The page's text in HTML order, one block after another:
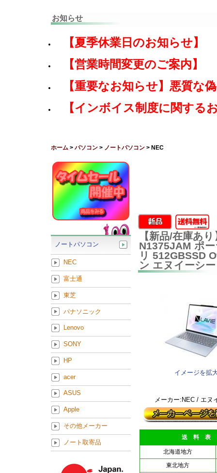
お知らせ
【夏季休業日のお知らせ】
【営業時間変更のご案内】
【重要なお知らせ】悪質な
【インボイス制度に関する
ホーム > パソコン > ノートパソコン > NEC
【新品/在庫あ
N1375JAM ポ
リ 512GBSSD
ン エヌイーシー
イメージを拡
メーカー:NEC / エヌ
送 料 表
北海道地方
東北地方
ノートパソコン
NEC
富士通
東芝
パナソニック
Lenovo
SONY
HP
acer
ASUS
Apple
その他メーカー
ノート取寄品